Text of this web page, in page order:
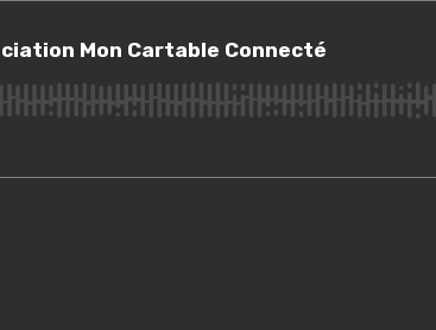
Mon Cartable Connecté
Mon Cartable Connecté